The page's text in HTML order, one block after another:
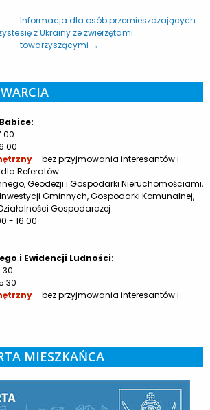
Informacja dla osób przemieszczających
się z Ukrainy ze zwierzętami
towarzyszącymi →
– bez przyjmowania interesantów i
Referatów:
Geodezji i Gospodarki Nieruchomościami,
Gminnych, Gospodarki Komunalnej,
Gospodarczej
- 16.00
i Ewidencji Ludności:
– bez przyjmowania interesantów i
MIESZKAŃCA